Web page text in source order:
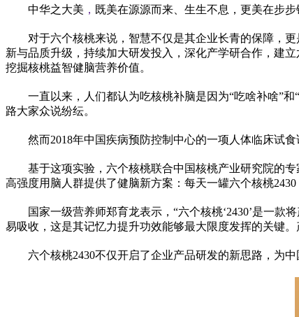
中华之大美 ， 既美在源源而来、生生不息，更美在步
对于六个核桃来说，智慧不仅是其企业长青的保障，
新与品质升级，持续加大研发投入，深化产学研合作，建
挖掘核桃益智健脑营养价值。
一直以来，人们都认为吃核桃补脑是因为“吃啥补啥”
路大家众说纷纭。
然而2018年中国疾病预防控制中心的一项人体临床试
基于这项实验，六个核桃联合中国核桃产业研究院的
高强度用脑人群提供了健脑新方案：每天一罐六个核桃
国家一级营养师郑育龙表示，“六个核桃‘2430’是一款
易吸收，这是其记忆力提升功效能够最大限度发挥的关键
六个核桃2430不仅开启了企业产品研发的新思路，为